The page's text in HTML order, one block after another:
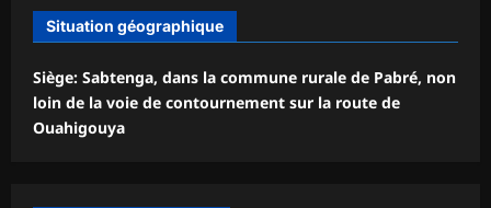
Situation géographique
Siège: Sabtenga, dans la commune rurale de Pabré, non
loin de la voie de contournement sur la route de
Ouahigouya